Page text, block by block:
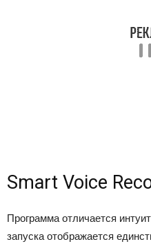
Smart Voice
Программа отличается
запуска отображается